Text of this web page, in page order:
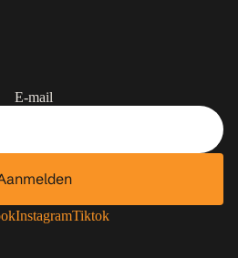
E-mail
InstagramTiktok